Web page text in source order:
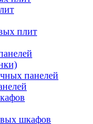
плит
панелей
шкафов